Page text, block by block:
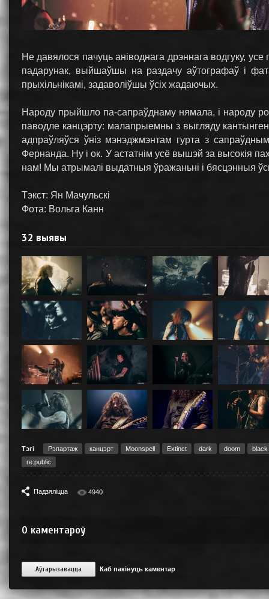
Не давялося пачуць аніводнага дрэннага водгуку,
падарунак, выйшаўшы на раздачу аўтографаў і
прыхільнікамі, задаволіўшы ўсіх жадаючых.
Народу прыйшло па-сапраўднаму нямала, і народу
паводле канцэрту: малапрыемны з выгляду
адпраўляўся ўніз мэнэджмэнтам гурта з
Фернанда. Ну і ок. У астатнім усё вышэй за высокія
нам! Мы атрымалі выдатныя ўражаньні і бясцэнныя
Тэкст: Ян Мачульскі
Фота: Вольга Канн
32 выявы
Тэгі Рэпартаж канцэрт Moonspell Extinct dark doom
black
re:public
Падзяліцца 4940
0 каментароў
Аўтарызавацца Каб пакінуць каментар